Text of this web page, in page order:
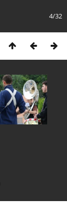
4/32